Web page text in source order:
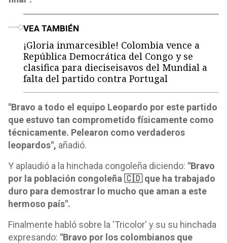
VEA TAMBIÉN
¡Gloria inmarcesible! Colombia vence a
República Democrática del Congo y se
clasifica para dieciseisavos del Mundial a
falta del partido contra Portugal
"Bravo a todo el equipo Leopardo por este partido
que estuvo tan comprometido físicamente como
técnicamente. Pelearon como verdaderos
leopardos", añadió.
Y aplaudió a la hinchada congoleña diciendo: "Bravo
por la población congoleña 🇨🇩 que ha trabajado
duro para demostrar lo mucho que aman a este
hermoso país".
Finalmente habló sobre la 'Tricolor' y su su hinchada
expresando: "Bravo por los colombianos que